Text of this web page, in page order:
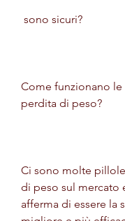
sono sicuri?
Come funzionano
perdita di peso?
Ci sono molte
di peso sul mercato
afferma di essere la